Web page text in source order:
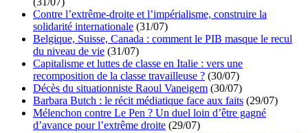
Contre l’extrême-droite et l’impérialisme, construire la
solidarité internationale (31/07)
Belgique, Suisse, Canada : comment le PIB masque le recul
du niveau de vie (31/07)
Capitalisme et luttes de classe en Italie : vers une
recomposition de la classe travailleuse ? (30/07)
Décès du situationniste Raoul Vaneigem (30/07)
Barbara Butch : le récit médiatique face aux faits (29/07)
Mélenchon contre Le Pen ? Un duel loin d’être gagné
d’avance pour l’extrême droite (29/07)